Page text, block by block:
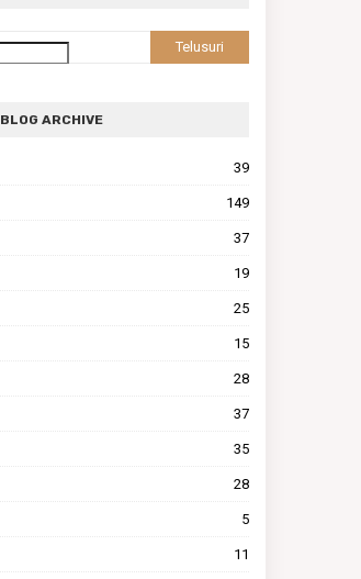
BLOG ARCHIVE
39
149
37
19
25
15
28
37
35
28
5
11